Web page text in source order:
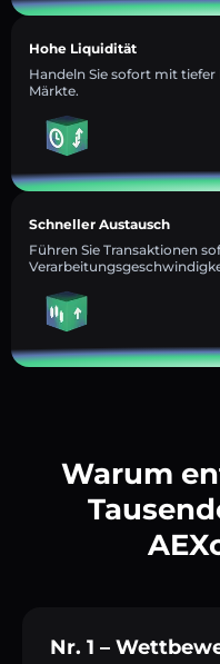
Hohe Liquidität
Handeln Sie sofort mit
Märkte.
Schneller Austausch
Führen Sie Transaktionen
Warum
Nr. 1 –